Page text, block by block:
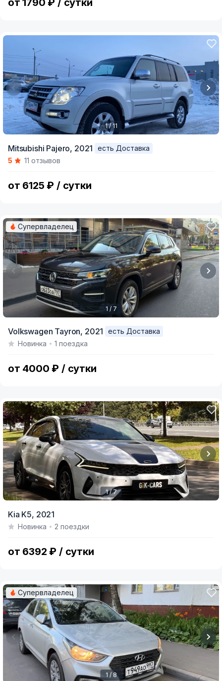
от 1790 ₽ / сутки
of
1 / 11
Mitsubishi Pajero, 2021
есть Доставка
5
11 отзывов
от 6125 ₽ / сутки
of
Супервладелец
1 / 7
Volkswagen Tayron, 2021
есть Доставка
Новинка
1 поездка
от 4000 ₽ / сутки
of
1 / 7
Kia K5, 2021
Новинка 2 поездки
от 6392 ₽ / сутки
Супервладелец
1 / 8